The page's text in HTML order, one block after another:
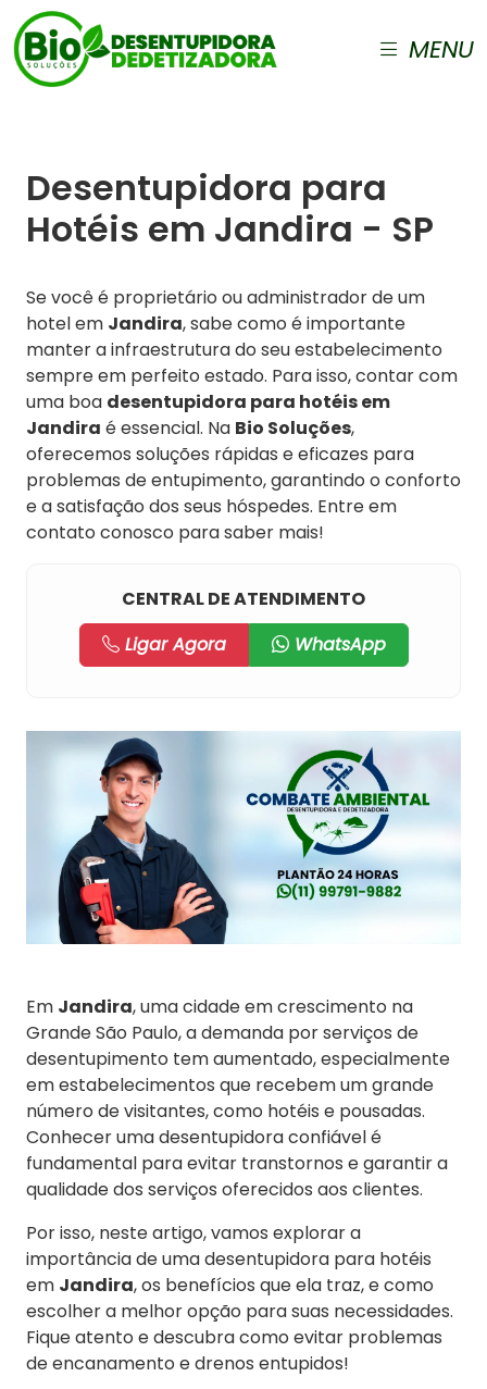
MENU
Desentupidora para
Hotéis em Jandira - SP
Se você é proprietário ou administrador de um
hotel em Jandira, sabe como é importante
manter a infraestrutura do seu estabelecimento
sempre em perfeito estado. Para isso, contar com
uma boa desentupidora para hotéis em
Jandira é essencial. Na Bio Soluções,
oferecemos soluções rápidas e eficazes para
problemas de entupimento, garantindo o conforto
e a satisfação dos seus hóspedes. Entre em
contato conosco para saber mais!
CENTRAL DE ATENDIMENTO
Ligar Agora
WhatsApp
Em Jandira, uma cidade em crescimento na
Grande São Paulo, a demanda por serviços de
desentupimento tem aumentado, especialmente
em estabelecimentos que recebem um grande
número de visitantes, como hotéis e pousadas.
Conhecer uma desentupidora confiável é
fundamental para evitar transtornos e garantir a
qualidade dos serviços oferecidos aos clientes.
Por isso, neste artigo, vamos explorar a
importância de uma desentupidora para hotéis
em Jandira, os benefícios que ela traz, e como
escolher a melhor opção para suas necessidades.
Fique atento e descubra como evitar problemas
de encanamento e drenos entupidos!